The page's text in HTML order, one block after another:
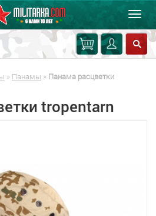
» Панамы » Панама расцветки
tropentarn